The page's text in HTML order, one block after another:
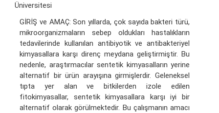
Üniversitesi
GİRİŞ ve AMAÇ: Son yıllarda, çok sayıda bakteri türü,
mikroorganizmaların sebep oldukları hastalıkların
tedavilerinde kullanılan antibiyotik ve antibakteriyel
kimyasallara karşı direnç meydana geliştirmiştir. Bu
nedenle, araştırmacılar sentetik kimyasalların yerine
alternatif bir ürün arayışına girmişlerdir. Geleneksel
tıpta yer alan ve bitkilerden izole edilen
fitokimyasallar, sentetik kimyasallara karşı iyi bir
alternatif olarak görülmektedir. Bu çalışmanın amacı